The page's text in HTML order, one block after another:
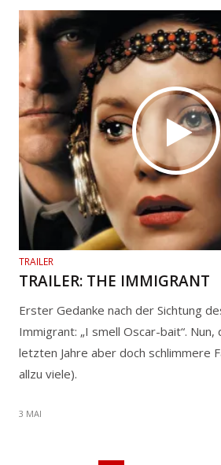
TRAILER
TRAILER: THE IMMIGRANT
Erster Gedanke nach der Sichtung
Immigrant: „I smell Oscar-bait“. Nun,
letzten Jahre aber doch schlimmere
allzu viele).
3 MAI